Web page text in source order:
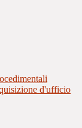
d'ufficio